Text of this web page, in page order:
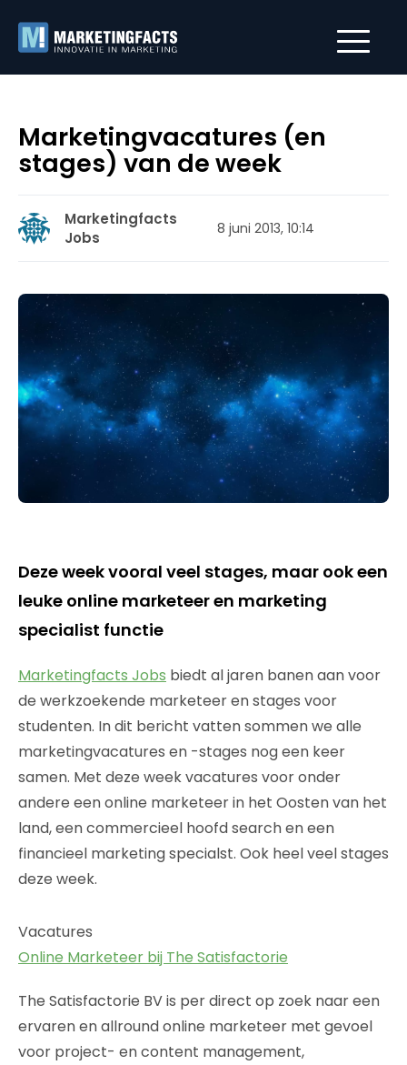
Marketingvacatures (en
stages) van de week
Marketingfacts
Jobs
8 juni 2013, 10:14
Deze week vooral veel stages, maar ook een
leuke online marketeer en marketing
specialist functie
Marketingfacts Jobs biedt al jaren banen aan voor
de werkzoekende marketeer en stages voor
studenten. In dit bericht vatten sommen we alle
marketingvacatures en -stages nog een keer
samen. Met deze week vacatures voor onder
andere een online marketeer in het Oosten van het
land, een commercieel hoofd search en een
financieel marketing specialst. Ook heel veel stages
deze week.
Vacatures
Online Marketeer bij The Satisfactorie
The Satisfactorie BV is per direct op zoek naar een
ervaren en allround online marketeer met gevoel
voor project- en content management,